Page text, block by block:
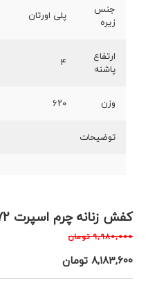
کفش زنانه چرم اسپرت 120072 چرم آگوست
۹,۹۸۰,۰۰۰ تومان
۸,۱۸۳,۶۰۰تومان
جنس
زیره
پلی اورتان
ارتفاع
پاشنه
۴
وزن ۶۲۰
توضیحات